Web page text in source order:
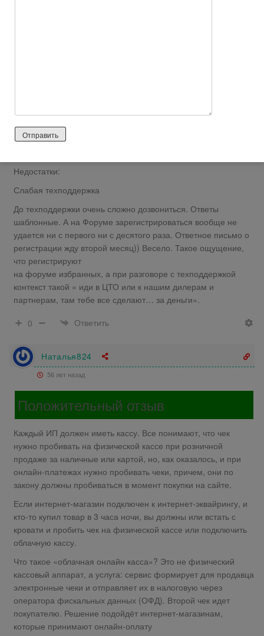
Достоинства:
Недостатки:
Слабая техподдержка
До техподдержки очень сложно дозвониться. Ответы
шаблонные. А на Форуме зарегистрироваться вообще не
удается ни с первого ни с десятого раза. Ответное письмо о
регистрации жду второй месяц)) Весело. Такое ощущение,
что регистрируют
на форуме избранных, а при разговоре с техподдержкой
контекст такой » иди в ЦТО или к нашим дилерам и
партнерам, там тебе все сделают… за деньги».
0
Ответить
Наталья824
56 лет назад
Положительный отзыв
Каждый ИП должен иметь кассу. Все понимают, что чек
нужно пробивать на физической кассе при розничной
продаже за наличные или картой, но, как оказалось, и при
онлайн-платежах нужно пробивать чеки, причем, они по
закону должны пробиваться в момент покупки на сайте.
Если интернет-магазин подключен к интернет-эквайрингу, и
кто-то купил товар в 3 часа ночи, вы должны или встать с
кровати и пробить чек на физической кассе или подключить
облачную кассу.
Что такое «облачная онлайн касса»? Это не физический
кассовый аппарат, а услуга: сервис формирует для продавца
электронные чеки и отправляет их в налоговую через
оператора фискальных данных (ОФД). Второй чек идет
покупателю. Решение подойдёт интернет-магазинам,
которые принимают онлайн-оплату